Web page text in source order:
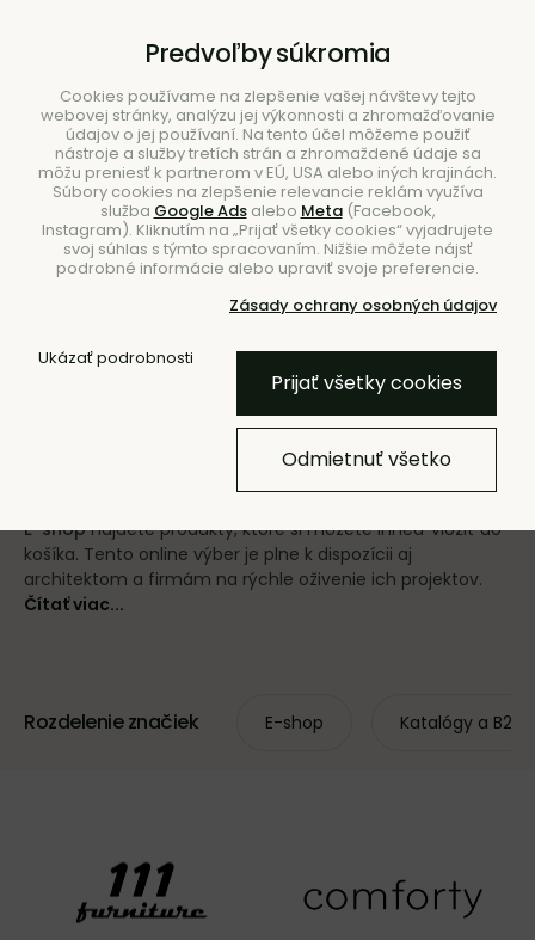
Hľadať
Úvod Značky
E-shopnájdete produkty, ktoré si môžete ihneď vložiť do
košíka. Tento online výber je plne k dispozícii aj
architektom a firmám na rýchle oživenie ich projektov.
Čítať viac...
Rozdelenie značiek E-shop Katalógy a B2B
Predvoľby súkromia
Cookies používame na zlepšenie vašej návštevy tejto
webovej stránky, analýzu jej výkonnosti a zhromažďovanie
údajov o jej používaní. Na tento účel môžeme použiť
nástroje a služby tretích strán a zhromaždené údaje sa
môžu preniesť k partnerom v EÚ, USA alebo iných krajinách.
Súbory cookies na zlepšenie relevancie reklám využíva
služba Google Adsalebo Meta(Facebook,
Instagram). Kliknutím na „Prijať všetky cookies“ vyjadrujete
svoj súhlas s týmto spracovaním. Nižšie môžete nájsť
podrobné informácie alebo upraviť svoje preferencie.
Zásady ochrany osobných údajov
Ukázať podrobnosti
Prijať všetky cookies
Odmietnuť všetko